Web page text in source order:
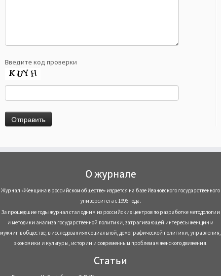
Введите код проверки
О журнале
Журнал «Женщина в российском обществе» издается на базе Ивановского государственного
университета с 1996 года.
За прошедшие годы журнал стал одним из российских центров по разработке методологии
и методики анализа государственной политики, затрагивающей интересы женщин и
мужчин в обществе, в исследованиях социальной, демографической политики, управления,
экономики и культуры, истории и современным проблемам женского движения.
Статьи